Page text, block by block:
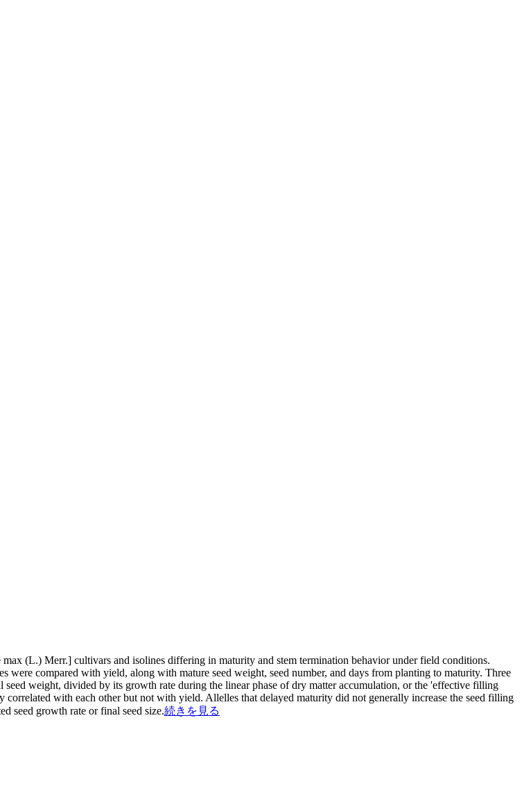
(L.) Merr.] cultivars and isolines differing in maturity and stem termination behavior under field conditions.
were compared with yield, along with mature seed weight, seed number, and days from planting to maturity. Three
weight, divided by its growth rate during the linear phase of dry matter accumulation, or the 'effective filling
with each other but not with yield. Allelles that delayed maturity did not generally increase the seed filling
seed growth rate or final seed size.続きを見る